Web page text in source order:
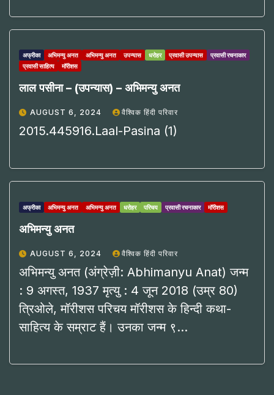
अफ्रीका अभिमन्यु अनत अभिमन्यु अनत उपन्यास धरोहर प्रवासी उपन्यास
प्रवासी रचनाकार
प्रवासी साहित्य
मॉरीशस
लाल पसीना – (उपन्यास) – अभिमन्यु अनत
AUGUST 6, 2024 वैश्विक हिंदी परिवार
2015.445916.Laal-Pasina (1)
अफ्रीका अभिमन्यु अनत अभिमन्यु अनत धरोहर परिचय प्रवासी रचनाकार मॉरीशस
अभिमन्यु अनत
AUGUST 6, 2024 वैश्विक हिंदी परिवार
अभिमन्यु अनत (अंग्रेज़ी: Abhimanyu Anat) जन्म
: 9 अगस्त, 1937 मृत्यु : 4 जून 2018 (उम्र 80)
त्रिओले, मॉरीशस परिचय मॉरीशस के हिन्दी कथा-
साहित्य के सम्राट हैं। उनका जन्म ९…